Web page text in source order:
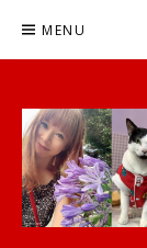
MENU